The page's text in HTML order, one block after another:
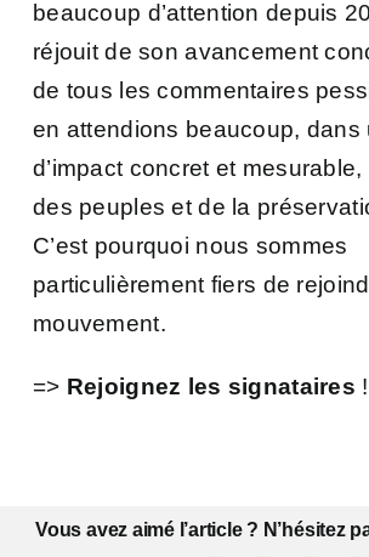
beaucoup d’attention depuis
réjouit de son avancement
de tous les commentaires
en attendions beaucoup, dans
d’impact concret et
des peuples et de la
C’est pourquoi nous sommes
particulièrement fiers de
mouvement.
=> Rejoignez les signataires !
Vous avez aimé l’article ? N’hésitez